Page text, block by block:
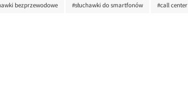
bezprzewodowe
#słuchawki do smartfonów #call center